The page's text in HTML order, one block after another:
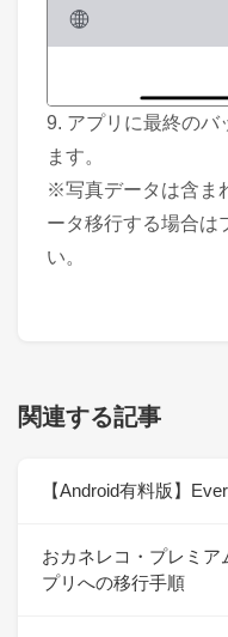
9. アプリに最終のバ
ます。
※写真データは含ま
ータ移行する場合は
い。
関連する記事
【Android有料版】
おカネレコ・プレミ
プリへの移行手順